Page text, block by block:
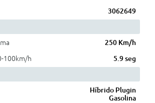
3062649
250 Km/h
100km/h
5.9 seg
Híbrido Plugin
Gasolina